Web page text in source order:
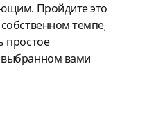
Пройдите это
темпе,
простое
вами